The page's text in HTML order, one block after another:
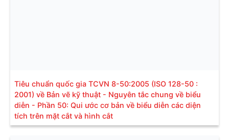
Tiêu chuẩn quốc gia TCVN 8-50:2005 (ISO 128-50 :
2001) về Bản vẽ kỹ thuật - Nguyên tắc chung về biểu
diễn - Phần 50: Qui ước cơ bản về biểu diễn các diện
tích trên mặt cắt và hình cắt